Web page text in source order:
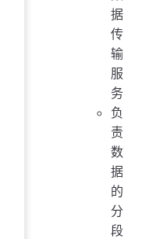
据
传
输
服
务
负
责
数
据
的
分
段